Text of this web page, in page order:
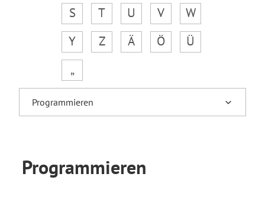
S
T U V
W
Y
Z Ä Ö
Ü
„
Programmieren